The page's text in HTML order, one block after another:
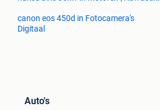
canon eos 450d in Fotocamera's
Digitaal
Auto's